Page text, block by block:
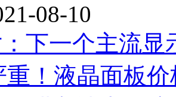
08-10
下一个主流显
重！液晶面板价